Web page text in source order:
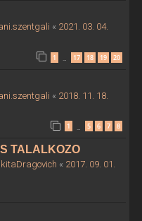
« 2021. 03. 04.
1 … 17 18 19 20
« 2018. 11. 18.
1 5 6 7 8
TALALKOZO
« 2017. 09. 01.